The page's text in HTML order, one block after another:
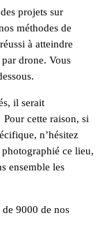
projets sur
méthodes de
à atteindre
drone. Vous
il serait
cette raison, si
n’hésitez
photographié ce lieu,
ensemble les
9000 de nos